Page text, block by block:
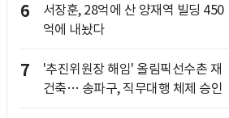
6
서장훈, 28억에 산 양재역 빌딩 450
억에 내놨다
7
'추진위원장 해임' 올림픽선수촌 재
건축… 송파구, 직무대행 체제 승인